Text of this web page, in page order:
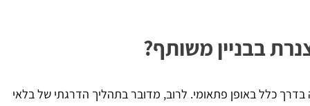
בבניין משותף?
בדרך כלל באופן פתאומי. לרוב, מדובר בתהליך הדרגתי של בלאי